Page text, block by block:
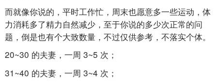
而就像你说的，平时工作忙，周末也愿意多一些运动，体
力消耗多了精力自然减少，至于你说的多少次正常的问
题，倒是也有个大致数量，不过仅供参考，不落实个体。
20~30 的夫妻，一周 3~5 次；
31~40 的夫妻，一周 3~4 次；